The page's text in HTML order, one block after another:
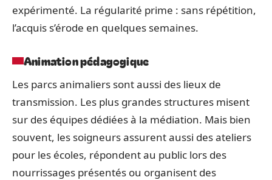
expérimenté. La régularité prime : sans répétition,
l’acquis s’érode en quelques semaines.
Animation pédagogique
Les parcs animaliers sont aussi des lieux de
transmission. Les plus grandes structures misent
sur des équipes dédiées à la médiation. Mais bien
souvent, les soigneurs assurent aussi des ateliers
pour les écoles, répondent au public lors des
nourrissages présentés ou organisent des